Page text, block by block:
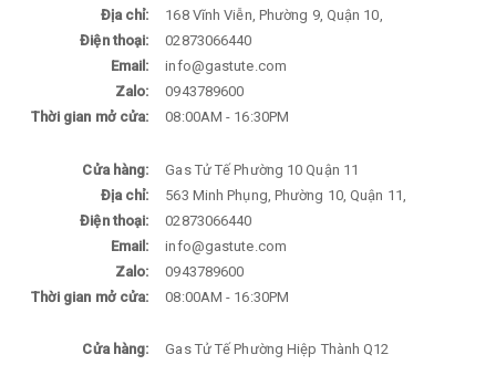
Địa chỉ:
168 Vĩnh Viễn, Phường 9, Quận 10,
Điện thoại:
02873066440
Email:
info@gastute.com
Zalo:
0943789600
Thời gian mở cửa:
08:00AM - 16:30PM
Cửa hàng:
Gas Tử Tế Phường 10 Quận 11
Địa chỉ:
563 Minh Phụng, Phường 10, Quận 11,
Điện thoại:
02873066440
Email:
info@gastute.com
Zalo:
0943789600
Thời gian mở cửa:
08:00AM - 16:30PM
Cửa hàng:
Gas Tử Tế Phường Hiệp Thành Q12